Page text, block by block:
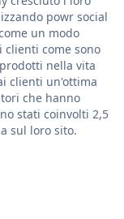
powr social
un modo
come sono
nella vita
clienti un'ottima
che hanno
stati coinvolti 2,5
sul loro sito.